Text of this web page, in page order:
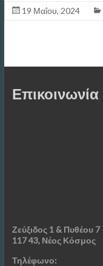
19 Μαΐου, 2024
Επικοινωνία
Ζεύξιδος 1 & Πυθέου 7
117 43, Νέος Κόσμος
Τηλέφωνο: